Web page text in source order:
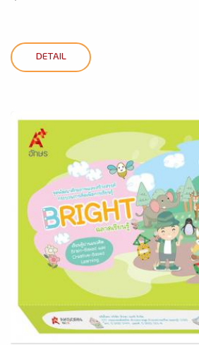
DETAIL